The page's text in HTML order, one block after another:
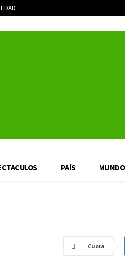
PAÍS MUNDO
Cuota